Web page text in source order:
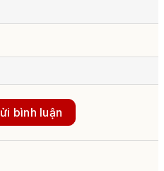
bình luận